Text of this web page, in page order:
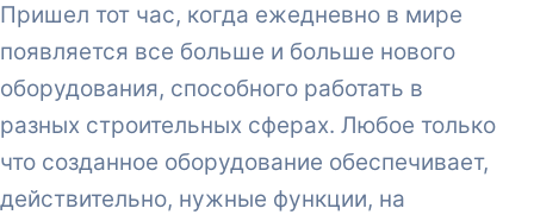
Пришел тот час, когда ежедневно в мире
появляется все больше и больше нового
оборудования, способного работать в
разных строительных сферах. Любое только
что созданное оборудование обеспечивает,
действительно, нужные функции, на